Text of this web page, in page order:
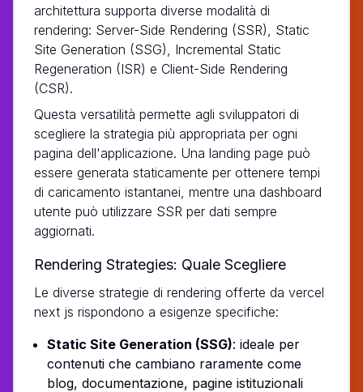
architettura supporta diverse modalità di
rendering: Server-Side Rendering (SSR), Static
Site Generation (SSG), Incremental Static
Regeneration (ISR) e Client-Side Rendering
(CSR).
Questa versatilità permette agli sviluppatori di
scegliere la strategia più appropriata per ogni
pagina dell'applicazione. Una landing page può
essere generata staticamente per ottenere tempi
di caricamento istantanei, mentre una dashboard
utente può utilizzare SSR per dati sempre
aggiornati.
Rendering Strategies: Quale Scegliere
Le diverse strategie di rendering offerte da vercel
next js rispondono a esigenze specifiche:
Static Site Generation (SSG): ideale per
contenuti che cambiano raramente come
blog, documentazione, pagine istituzionali